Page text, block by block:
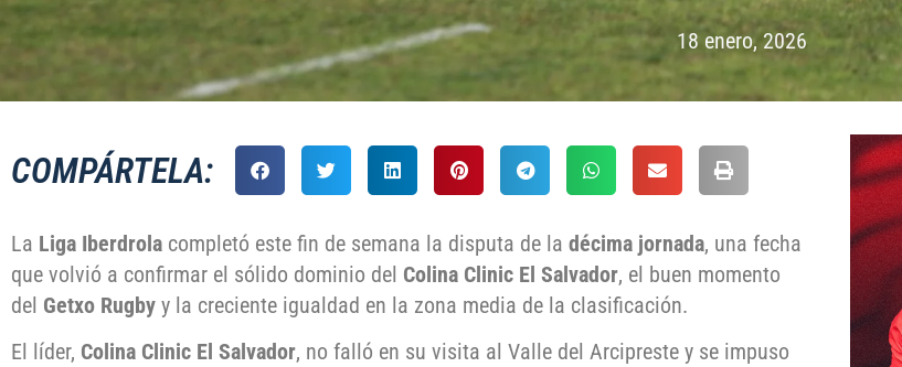
18 enero, 2026
COMPÁRTELA:
La Liga Iberdrola completó este fin de semana la disputa de la décima jornada, una fecha
que volvió a confirmar el sólido dominio del Colina Clinic El Salvador, el buen momento
del Getxo Rugby y la creciente igualdad en la zona media de la clasificación.
El líder, Colina Clinic El Salvador, no falló en su visita al Valle del Arcipreste y se impuso